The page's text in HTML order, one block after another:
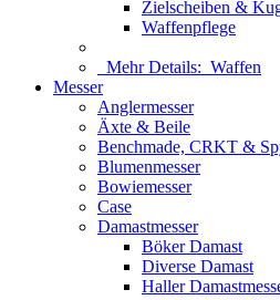
Zielscheiben &
Waffenpflege
Mehr Details: Waffen
Messer
Anglermesser
Äxte & Beile
Benchmade, CRKT &
Blumenmesser
Bowiemesser
Case
Damastmesser
Böker Damast
Diverse Damast
Haller